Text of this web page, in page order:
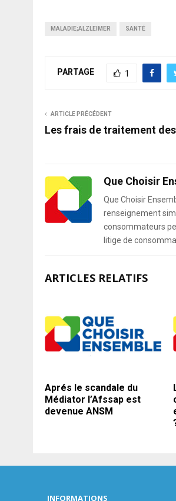
MALADIE;ALZLEIMER SANTÉ
PARTAGE 1
ARTICLE PRÉCÉDENT
Les frais de traitement
Que Choisir
Que Choisir
renseignement
consommateurs
litige de
ARTICLES RELATIFS
Aprés le scandale du
Médiator l’Afssap est
devenue ANSM
INFORMATIONS